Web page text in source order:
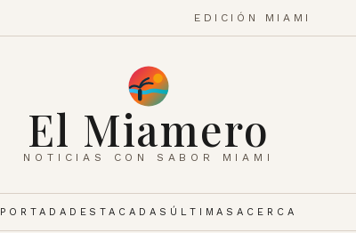
EDICIÓN MIAMI
El Miamero
NOTICIAS CON SABOR MIAMI
PORTADA DESTACADAS ÚLTIMASACERCA